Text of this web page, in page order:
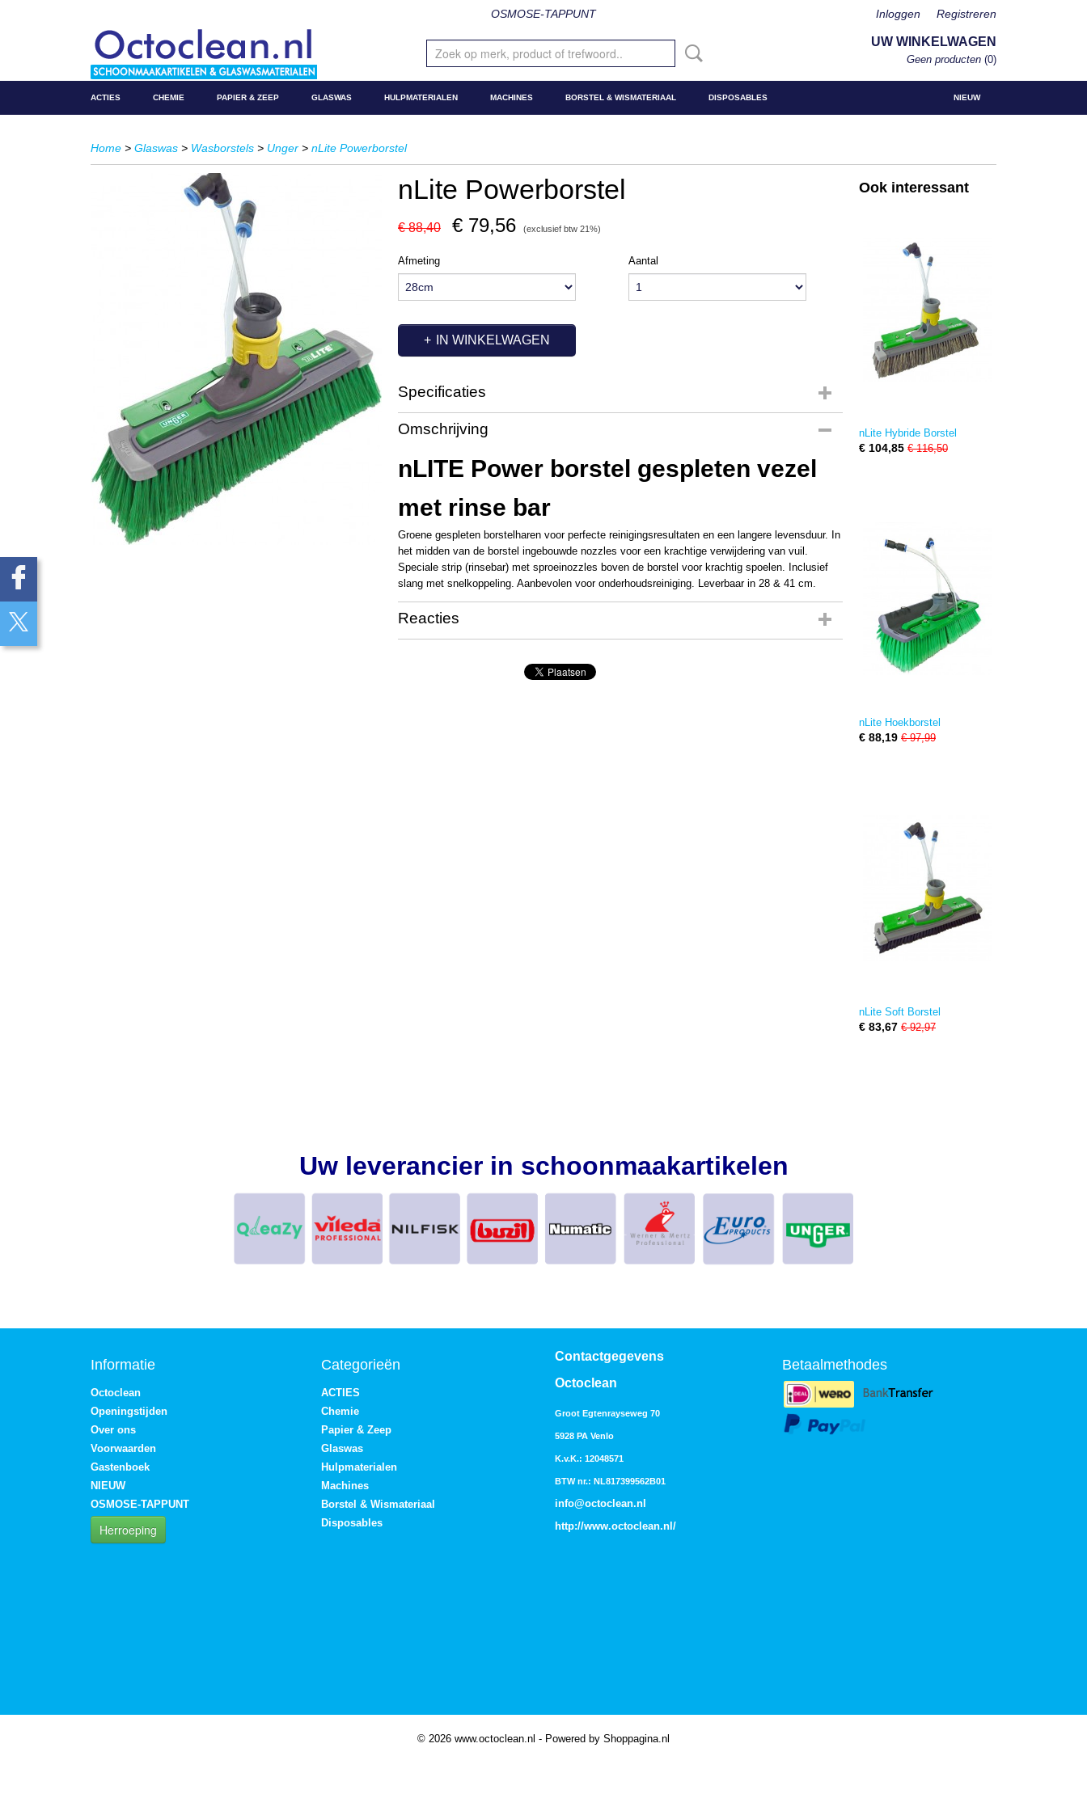
OSMOSE-TAPPUNT Inloggen Registreren
UW WINKELWAGEN
Geen producten (0)
NIEUW
ACTIES CHEMIE PAPIER & ZEEP GLASWAS HULPMATERIALEN MACHINES BORSTEL & WISMATERIAAL DISPOSABLES
Home > Glaswas > Wasborstels > Unger > nLite Powerborstel
nLite Powerborstel
€ 88,40 € 79,56 (exclusief btw 21%)
Afmeting Aantal
IN WINKELWAGEN
Specificaties
Productcode
Omschrijving
nLITE Power borstel gespleten vezel
met rinse bar
Groene gespleten borstelharen voor perfecte reinigingsresultaten en een langere levensduur. In
het midden van de borstel ingebouwde nozzles voor een krachtige verwijdering van vuil.
Speciale strip (rinsebar) met sproeinozzles boven de borstel voor krachtig spoelen. Inclusief
slang met snelkoppeling. Aanbevolen voor onderhoudsreiniging. Leverbaar in 28 & 41 cm.
Reacties
Ook interessant
nLite Hybride Borstel
€ 104,85 € 116,50
nLite Hoekborstel
€ 88,19 € 97,99
nLite Soft Borstel
€ 83,67 € 92,97
Uw leverancier in schoonmaakartikelen
Informatie
Octoclean
Openingstijden
Over ons
Voorwaarden
Gastenboek
NIEUW
OSMOSE-TAPPUNT
Herroeping
Categorieën
ACTIES
Chemie
Papier & Zeep
Glaswas
Hulpmaterialen
Machines
Borstel & Wismateriaal
Disposables
Contactgegevens
Octoclean
Groot Egtenrayseweg 70
5928 PA Venlo
K.v.K.: 12048571
BTW nr.: NL817399562B01
info@octoclean.nl
http://www.octoclean.nl /
Betaalmethodes
© 2026 www.octoclean.nl - Powered by Shoppagina.nl